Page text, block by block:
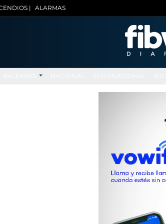
| ALARMAS